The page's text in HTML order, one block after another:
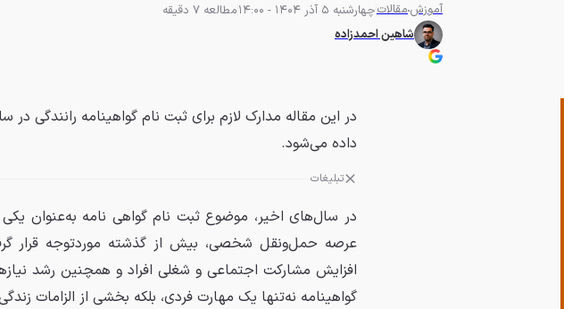
آموزشمقالاتچهارشنبه 5 آذر 1404 - 14:00
مطالعه 7 دقیقه
شاهین احمدزاده
داده می‌شود.
تبلیغات
در سال‌های اخیر، موضوع ثبت نام گواهی‌ نامه به‌عنوان
عرصه حمل‌ونقل شخصی، بیش از گذشته موردتوجه قرار
افزایش مشارکت اجتماعی و شغلی افراد و همچنین رشد
گواهینامه نه‌تنها یک مهارت فردی، بلکه بخشی از الزامات